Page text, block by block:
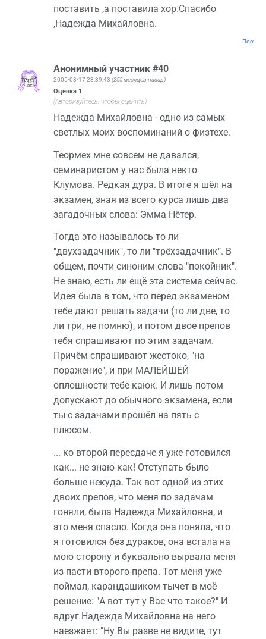
поставить ,а поставила хор.Спасибо
,Надежда Михайловна.
Анонимный участник #40
2005-08-17 23:39:43 (255 месяцев назад)
Оценка 1
(Авторизуйтесь, чтобы оценить)
Надежда Михайловна - одно из самых
светлых моих воспоминаний о физтехе.
Теормех мне совсем не давался,
семинаристом у нас была некто
Клумова. Редкая дура. В итоге я шёл на
экзамен, зная из всего курса лишь два
загадочных слова: Эмма Нётер.
Тогда это называлось то ли
"двухзадачник", то ли "трёхзадачник". В
общем, почти синоним слова "покойник".
Не знаю, есть ли ещё эта система сейчас.
Идея была в том, что перед экзаменом
тебе дают решать задачи (то ли две, то
ли три, не помню), и потом двое препов
тебя спрашивают по этим задачам.
Причём спрашивают жестоко, "на
поражение", и при МАЛЕЙШЕЙ
оплошности тебе каюк. И лишь потом
допускают до обычного экзамена, если
ты с задачами прошёл на пять с
плюсом.
... ко второй пересдаче я уже готовился
как... не знаю как! Отступать было
больше некуда. Так вот одной из этих
двоих препов, что меня по задачам
гоняли, была Надежда Михайловна, и
это меня спасло. Когда она поняла, что
я готовился без дураков, она встала на
мою сторону и буквально вырвала меня
из пасти второго препа. Тот меня уже
поймал, карандашиком тычет в моё
решение: "А вот тут у Вас что такое?" И
вдруг Надежда Михайловна на него
наезжает: "Ну Вы разве не видите, тут